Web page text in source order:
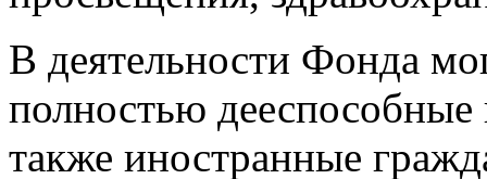
В деятельности Фонда
полностью
также иностранные